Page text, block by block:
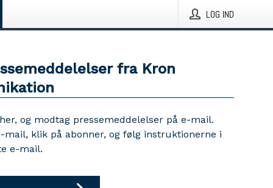
LOG IND
fra Kron
og modtag pressemeddelelser på e-mail.
mail, klik på abonner, og følg instruktionerne i
e-mail.